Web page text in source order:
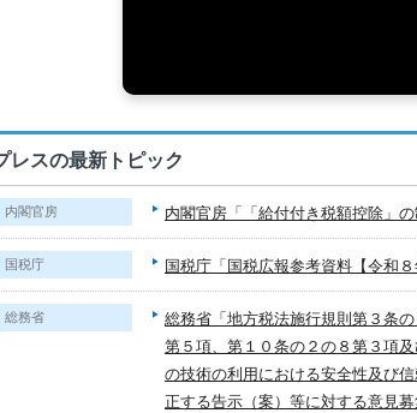
レスの最新トピック
内閣官房 内閣官房「「給付付き税額控除」
国税庁 国税庁「国税広報参考資料【令和
総務省
総務省「地方税法施行規則第３条
第５項、第１０条の２の８第３項
の技術の利用における安全性及び
正する告示（案）等に対する意見